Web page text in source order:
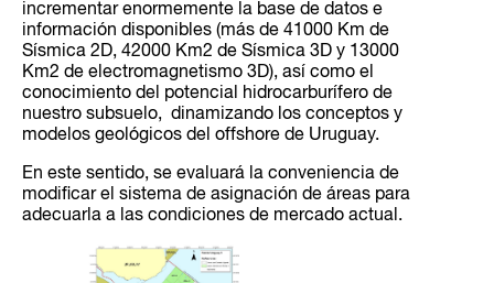
incrementar enormemente la base de datos e
información disponibles (más de 41000 Km de
Sísmica 2D, 42000 Km2 de Sísmica 3D y 13000
Km2 de electromagnetismo 3D), así como el
conocimiento del potencial hidrocarburífero de
nuestro subsuelo, dinamizando los conceptos y
modelos geológicos del offshore de Uruguay.
En este sentido, se evaluará la conveniencia de
modificar el sistema de asignación de áreas para
adecuarla a las condiciones de mercado actual.